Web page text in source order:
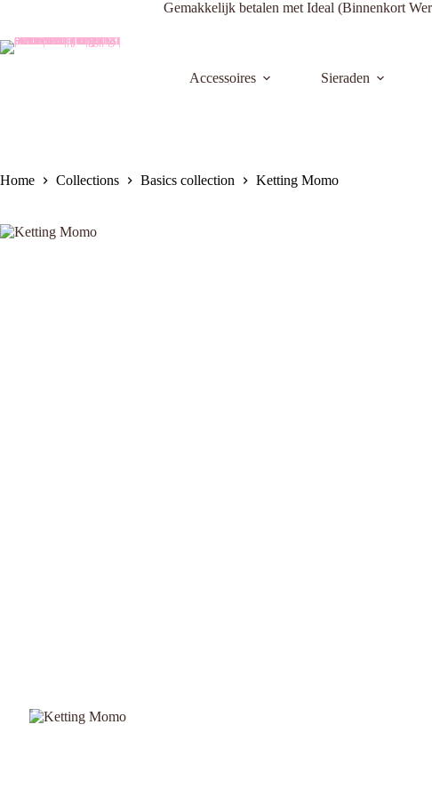
de
inhoud
Gemakkelijk betalen met Ideal
Accessoires Sieraden
Home Collections Basics collection Ketting Momo